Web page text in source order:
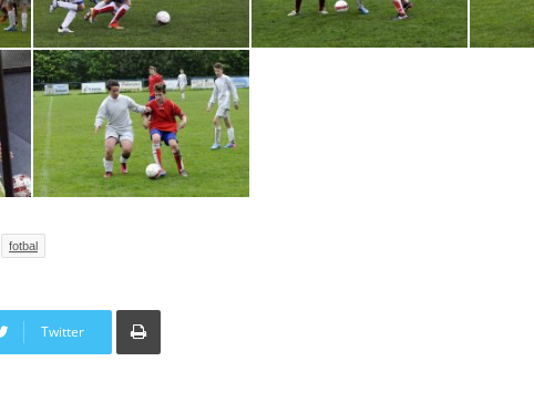
fotbal
Twitter
Tisknout